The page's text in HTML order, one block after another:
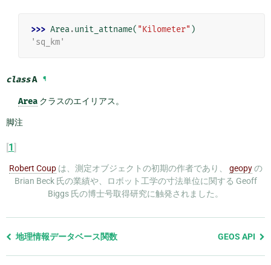
>>> Area.unit_attname( "Kilometer" )
'sq_km'
classA ¶
Areaクラスのエイリアス。
脚注
[1]
Robert Coupは、測定オブジェクトの初期の作者であり、 geopyの
Brian Beck 氏の業績や、ロボット工学の寸法単位に関する Geoff
Biggs 氏の博士号取得研究に触発されました。
前 地理情報データベース関数 GEOS API